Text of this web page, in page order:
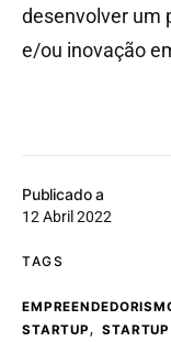
Publicado a
12 Abril 2022
TAGS
STARTUP,
desenvolver um
e/ou inovação